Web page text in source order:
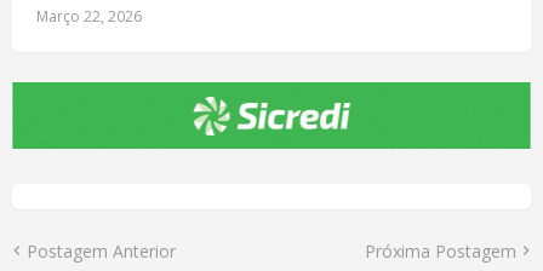
Março 22, 2026
Postagem Anterior Próxima Postagem